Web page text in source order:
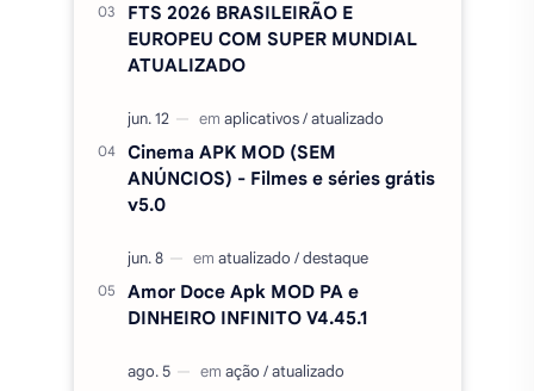
FTS 2026 BRASILEIRÃO E
EUROPEU COM SUPER MUNDIAL
ATUALIZADO
Cinema APK MOD (SEM
ANÚNCIOS) - Filmes e séries grátis
v5.0
Amor Doce Apk MOD PA e
DINHEIRO INFINITO V4.45.1